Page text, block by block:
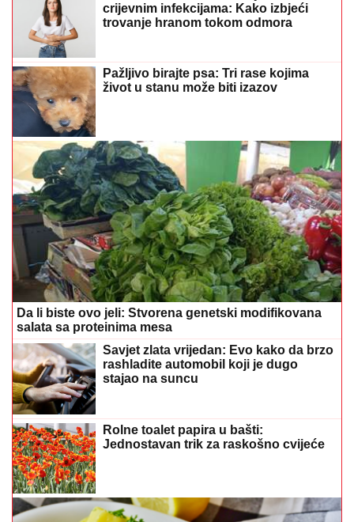
crijevnim infekcijama: Kako izbjeći
trovanje hranom tokom odmora
Pažljivo birajte psa: Tri rase kojima
život u stanu može biti izazov
Da li biste ovo jeli: Stvorena genetski modifikovana
salata sa proteinima mesa
Savjet zlata vrijedan: Evo kako da brzo
rashladite automobil koji je dugo
stajao na suncu
Rolne toalet papira u bašti:
Jednostavan trik za raskošno cvijeće